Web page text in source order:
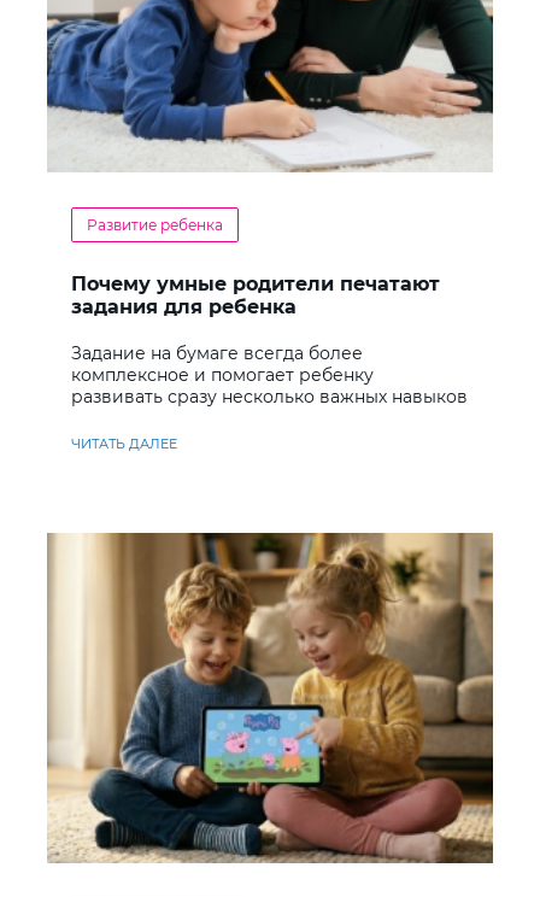
Развитие ребенка
Почему умные родители печатают
задания для ребенка
Задание на бумаге всегда более
комплексное и помогает ребенку
развивать сразу несколько важных навыков
ЧИТАТЬ ДАЛЕЕ